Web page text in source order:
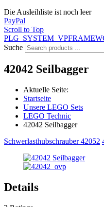
Die Ausleihliste ist noch leer
PayPal
Scroll to Top
Suche
42042 Seilbagger
Aktuelle Seite:
Startseite
Unsere LEGO Sets
LEGO Technic
42042 Seilbagger
Schwerlasthubschrauber 42052
Details